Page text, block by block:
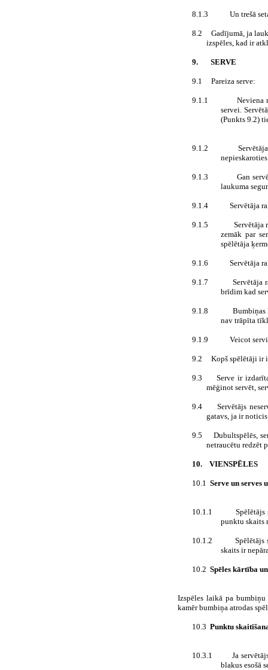
8.1.3 Un trešā
8.2
Gadījumā, ja
izspēles, kad ir
9. SERVE
9.1 Pareiza serve:
9.1.1
Neviena
servei.
(Punkts 9.2)
9.1.2
9.1.3
Gan
laukuma
9.1.4 Servētāja
9.1.5
Servētāja
zemāk par
spēlētāja
9.1.6 Servētāja
9.1.7
Servētāja
brīdim kad
9.1.8
Bumbiņas
nav trāpīta
9.1.9 Veicot
9.2 Kopš spēlētāji ir
9.3
Serve ir
mēģinot servēt,
9.4
Servētājs
gatavs, ja ir
9.5
Dubultspēlēs,
netraucētu redzēt
10. VIENSPĒLES
10.1 Serve un serves
10.1.1
Spēlētājs
punktu skaits
10.1.2
Spēlētājs
skaits ir
10.2 Spēles kārtība
Izspēles laikā pa
kamēr bumbiņa atrodas
10.3 Punktu
10.3.1
Ja
blakus esošā